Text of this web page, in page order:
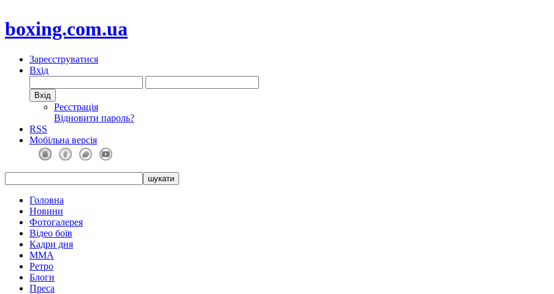
boxing.com.ua
Зареєструватися
Вхід
Реєстрація
Відновити пароль?
RSS
Мобільна версія
Головна
Новини
Фотогалерея
Відео боїв
Кадри дня
ММА
Ретро
Блоги
Преса